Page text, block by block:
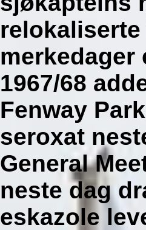
relokaliserte
merkedager
1967/68
Fenway
seroxat
General
neste dag
eskazole